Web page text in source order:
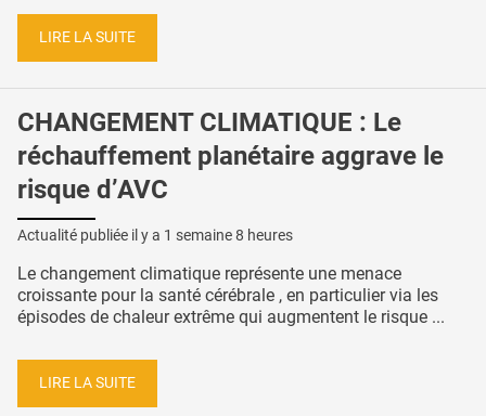
LIRE LA SUITE
CHANGEMENT CLIMATIQUE : Le
réchauffement planétaire aggrave le
risque d’AVC
Actualité publiée il y a 1 semaine 8 heures
Le changement climatique représente une menace
croissante pour la santé cérébrale , en particulier via les
épisodes de chaleur extrême qui augmentent le risque ...
LIRE LA SUITE